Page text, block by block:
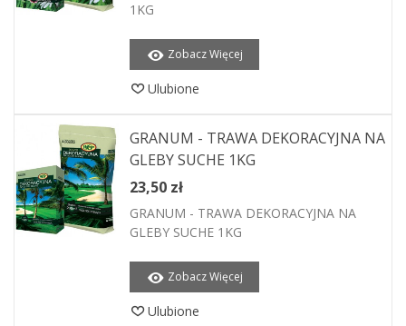
1KG
Zobacz Więcej
Ulubione
GRANUM - TRAWA DEKORACYJNA NA
GLEBY SUCHE 1KG
23,50 zł
GRANUM - TRAWA DEKORACYJNA NA
GLEBY SUCHE 1KG
Zobacz Więcej
Ulubione